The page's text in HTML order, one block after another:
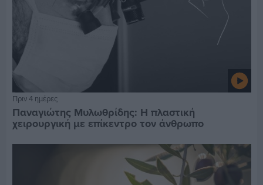
Πριν 4 ημέρες
Παναγιώτης Μυλωθρίδης: Η πλαστική
χειρουργική με επίκεντρο τον άνθρωπο